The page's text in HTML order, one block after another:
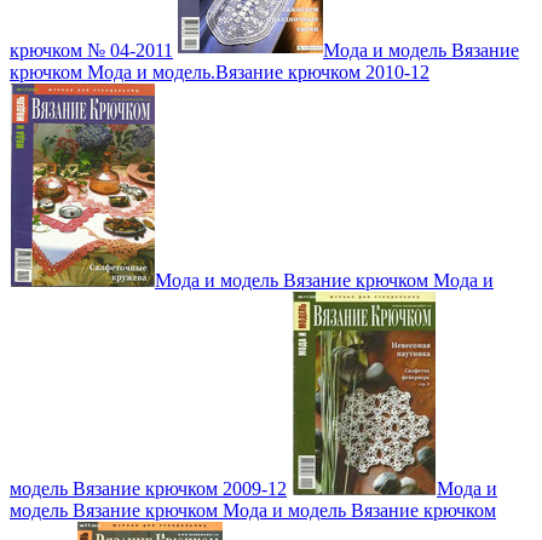
крючком № 04-2011
Мода и модель Вязание
крючком Мода и модель.Вязание крючком 2010-12
Мода и модель Вязание крючком Мода и
модель Вязание крючком 2009-12
Мода и
модель Вязание крючком Мода и модель Вязание крючком